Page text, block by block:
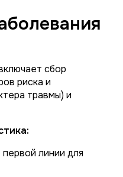
сбор
риска и
травмы) и
линии для